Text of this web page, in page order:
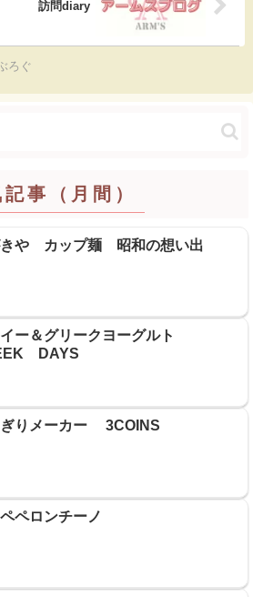
訪問diary
ろぐ
記事（月間）
や カップ麺 昭和の想い出
ー＆グリークヨーグルト
DAYS
ぎりメーカー 3COINS
ペロンチーノ